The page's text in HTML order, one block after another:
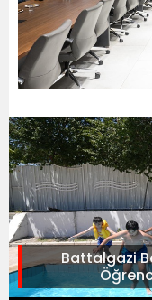
Battalgazi